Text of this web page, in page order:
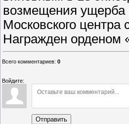
возмещения ущерба
Московского
Награжден орденом
Всего комментариев: 0
Войдите:
Отправить